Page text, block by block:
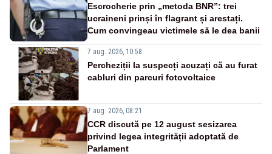
Escrocherie prin „metoda BNR”: trei
ucraineni prinși în flagrant și arestați.
Cum convingeau victimele să le dea banii
7 aug. 2026, 10:58
Percheziții la suspecți acuzați că au furat
cabluri din parcuri fotovoltaice
7 aug. 2026, 08:21
CCR discută pe 12 august sesizarea
privind legea integrității adoptată de
Parlament